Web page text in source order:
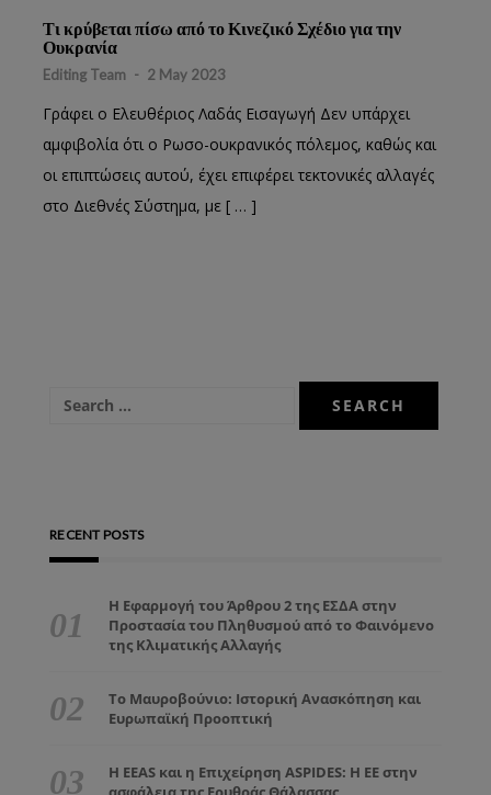
Τι κρύβεται πίσω από το Κινεζικό Σχέδιο για την
Ουκρανία
Editing Team - 2 May 2023
Γράφει ο Ελευθέριος Λαδάς Εισαγωγή Δεν υπάρχει
αμφιβολία ότι ο Ρωσο-ουκρανικός πόλεμος, καθώς και
οι επιπτώσεις αυτού, έχει επιφέρει τεκτονικές αλλαγές
στο Διεθνές Σύστημα, με [ … ]
RECENT POSTS
Η Εφαρμογή του Άρθρου 2 της ΕΣΔΑ στην
Προστασία του Πληθυσμού από το Φαινόμενο
της Κλιματικής Αλλαγής
Το Μαυροβούνιο: Ιστορική Ανασκόπηση και
Ευρωπαϊκή Προοπτική
Η EEAS και η Επιχείρηση ASPIDES: Η ΕΕ στην